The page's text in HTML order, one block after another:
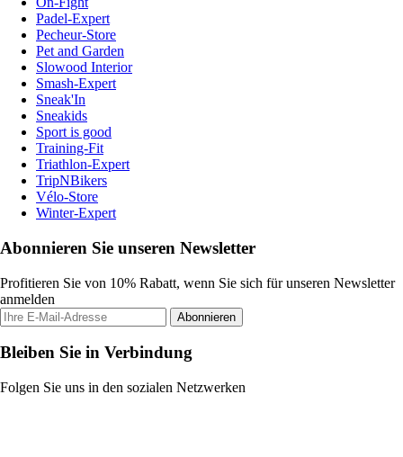
Padel-Expert
Pecheur-Store
Pet and Garden
Slowood Interior
Smash-Expert
Sneak'In
Sneakids
Sport is good
Training-Fit
Triathlon-Expert
TripNBikers
Vélo-Store
Winter-Expert
Abonnieren Sie unseren Newsletter
Profitieren Sie von 10% Rabatt, wenn Sie sich für unseren Newsletter
anmelden
Abonnieren
Bleiben Sie in Verbindung
Folgen Sie uns in den sozialen Netzwerken